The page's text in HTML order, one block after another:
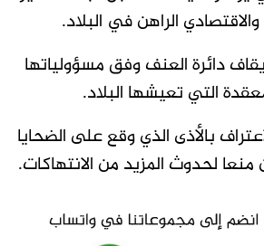
الراهن في البلاد.
دائرة العنف وفق مسؤولياتها
التي تعيشها البلاد.
بالأذى الذي وقع على الضحايا
لحدوث المزيد من الانتهاكات.